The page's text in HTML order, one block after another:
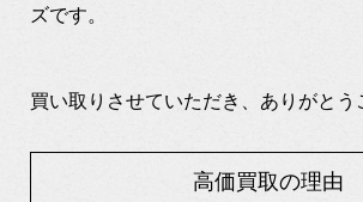
ズです。
買い取りさせていただき、ありがとう
高価買取の理由